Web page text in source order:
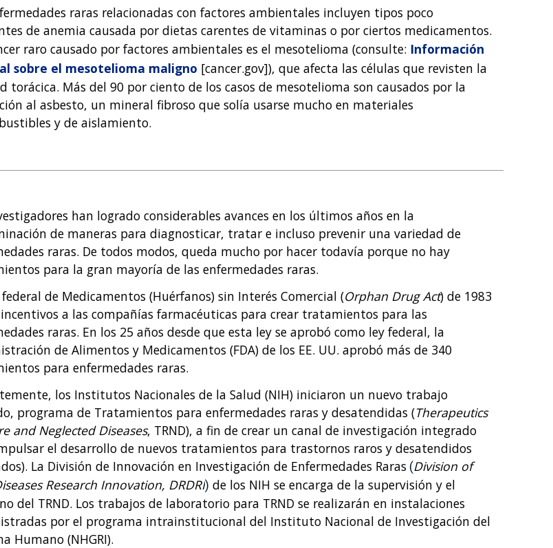
raras relacionadas con factores ambientales incluyen tipos poco
de anemia causada por dietas carentes de vitaminas o por ciertos medicamentos.
raro causado por factores ambientales es el mesotelioma (consulte: Información
sobre el mesotelioma maligno [cancer.gov]), que afecta las células que revisten la
torácica. Más del 90 por ciento de los casos de mesotelioma son causados por la
al asbesto, un mineral fibroso que solía usarse mucho en materiales
y de aislamiento.
han logrado considerables avances en los últimos años en la
de maneras para diagnosticar, tratar e incluso prevenir una variedad de
raras. De todos modos, queda mucho por hacer todavía porque no hay
para la gran mayoría de las enfermedades raras.
federal de Medicamentos (Huérfanos) sin Interés Comercial (Orphan Drug Act) de 1983
a las compañías farmacéuticas para crear tratamientos para las
raras. En los 25 años desde que esta ley se aprobó como ley federal, la
de Alimentos y Medicamentos (FDA) de los EE. UU. aprobó más de 340
para enfermedades raras.
los Institutos Nacionales de la Salud (NIH) iniciaron un nuevo trabajo
programa de Tratamientos para enfermedades raras y desatendidas (Therapeutics
and Neglected Diseases, TRND), a fin de crear un canal de investigación integrado
el desarrollo de nuevos tratamientos para trastornos raros y desatendidos
La División de Innovación en Investigación de Enfermedades Raras(Division of
Research Innovation, DRDRI) de los NIH se encarga de la supervisión y el
del TRND. Los trabajos de laboratorio para TRND se realizarán en instalaciones
por el programa intrainstitucional del Instituto Nacional de Investigación del
Humano (NHGRI).